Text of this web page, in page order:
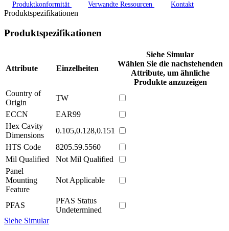
Produktkonformität
Verwandte Ressourcen Kontakt
Produktspezifikationen
Produktspezifikationen
Attribute Einzelheiten
Siehe Simular
Wählen Sie die nachstehenden
Attribute, um ähnliche
Produkte anzuzeigen
Country of
Origin
TW
ECCN
EAR99
Hex Cavity
Dimensions
0.105,0.128,0.151
HTS Code
8205.59.5560
Mil Qualified
Not Mil Qualified
Panel
Mounting
Feature
Not Applicable
PFAS
PFAS Status
Undetermined
Siehe Simular